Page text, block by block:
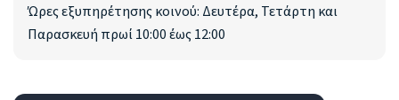
Ώρες εξυπηρέτησης κοινού: Δευτέρα, Τετάρτη και
Παρασκευή πρωί 10:00 έως 12:00